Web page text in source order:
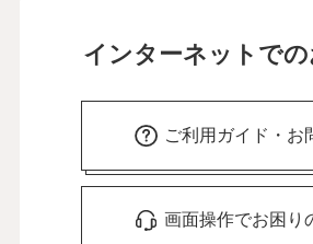
インターネットで
ご利用ガイド・お
画面操作でお困り